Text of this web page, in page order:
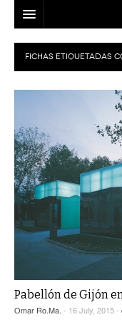
ARQUITECTO
LOCALIZACIÓN
USO
EQUIPO
BLOG
FICHAS ETIQUETADAS
Pabellón de Gijón
Omar Ro.Ma. - 16 July, 2015 -